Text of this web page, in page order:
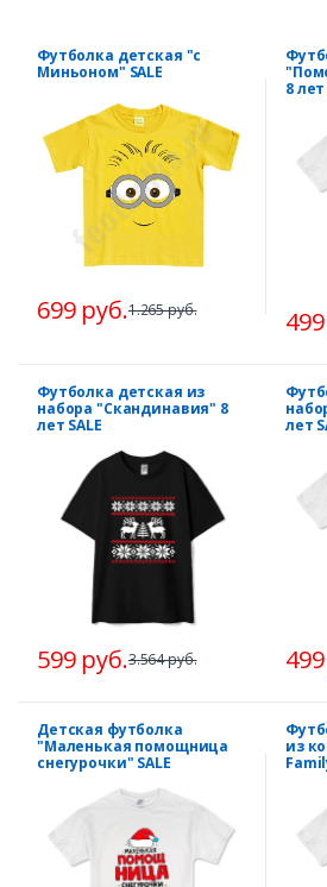
Футболка детская "с
Миньоном" SALE
699 руб.1.265 руб.
8 лет
Футболка детская из
набора "Скандинавия" 8
лет SALE
599 руб.3.564 руб.
лет
Детская футболка
"Маленькая помощница
снегурочки" SALE
из